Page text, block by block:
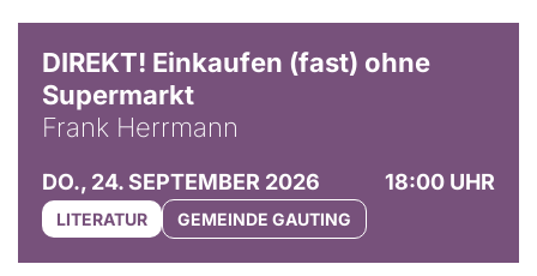
DIREKT! Einkaufen (fast) ohne
Supermarkt
Frank Herrmann
DO., 24. SEPTEMBER 2026 18:00 UHR
LITERATUR GEMEINDE GAUTING